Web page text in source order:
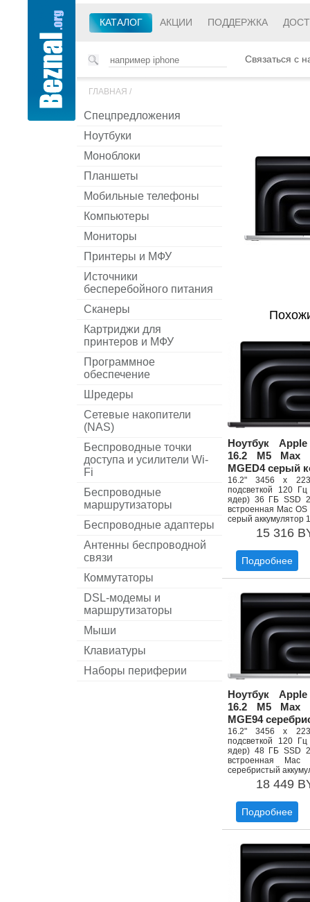
КАТАЛОГ АКЦИИ ПОДДЕРЖКА
Связаться с
ГЛАВНАЯ /
Спецпредложения
Ноутбуки
Моноблоки
Планшеты
Мобильные телефоны
Компьютеры
Мониторы
Принтеры и МФУ
Источники
бесперебойного питания
Сканеры
Картриджи для
принтеров и МФУ
Программное
обеспечение
Шредеры
Сетевые накопители
(NAS)
Беспроводные точки
доступа и усилители Wi-
Fi
Беспроводные
маршрутизаторы
Беспроводные адаптеры
Антенны беспроводной
связи
Коммутаторы
DSL-модемы и
маршрутизаторы
Мыши
Клавиатуры
Наборы периферии
Ноутбук
16.2 M5 Max
MGED4 серый
16.2" 3456 x
подсветкой 120
ядер) 36 ГБ SSD
встроенная Mac
серый аккумулятор
15 316
Подробнее
Ноутбук
16.2 M5 Max
MGE94
16.2" 3456 x
подсветкой 120
ядер) 48 ГБ SSD
встроенная
серебристый
18 449
Подробнее